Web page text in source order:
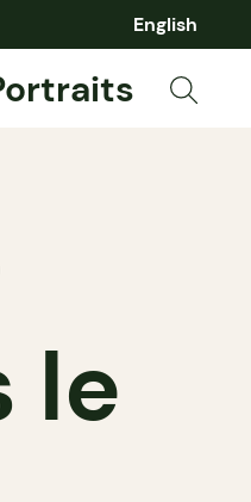
English
le